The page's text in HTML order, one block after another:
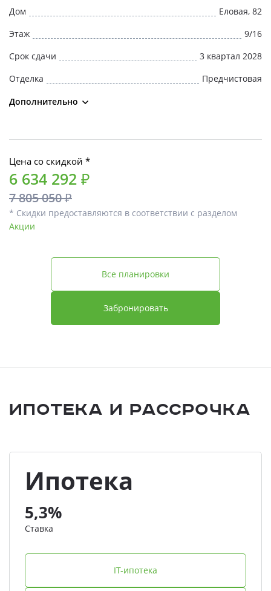
Дом
Еловая, 82
Этаж
9/16
Срок сдачи
3 квартал 2028
Отделка
Предчистовая
Дополнительно
Цена со скидкой *
6 634 292 ₽
7 805 050 ₽
* Скидки предоставляются в соответствии с разделом
Акции
Забронировать
Все планировки
Ипотека и Рассрочка
Ипотека
5,3%
Ставка
IT-ипотека